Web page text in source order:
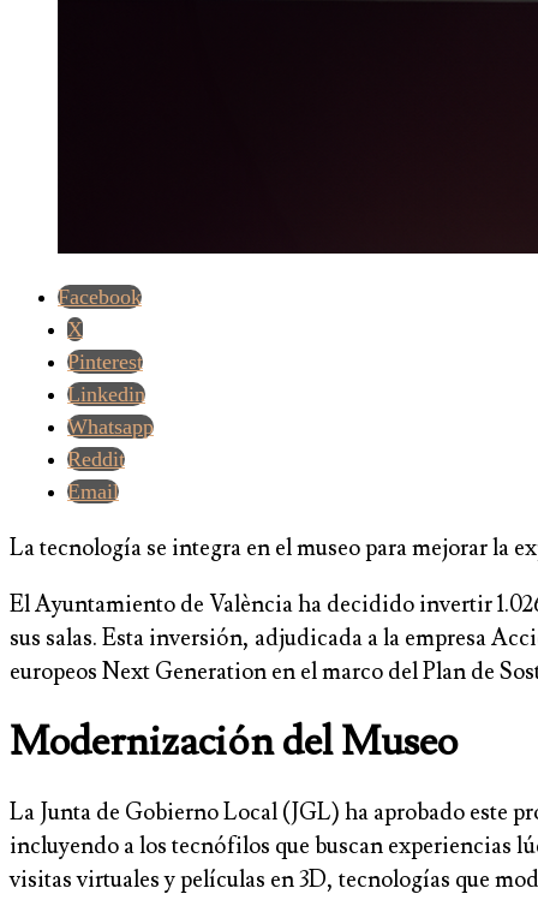
Facebook
X
Pinterest
Linkedin
Whatsapp
Reddit
Email
La tecnología se integra en el museo para mejorar la
El Ayuntamiento de València ha decidido invertir
sus salas. Esta inversión, adjudicada a la empresa
europeos Next Generation en el marco del Plan de
Modernización del Museo
La Junta de Gobierno Local (JGL) ha aprobado este
incluyendo a los tecnófilos que buscan experiencias
visitas virtuales y películas en 3D, tecnologías que